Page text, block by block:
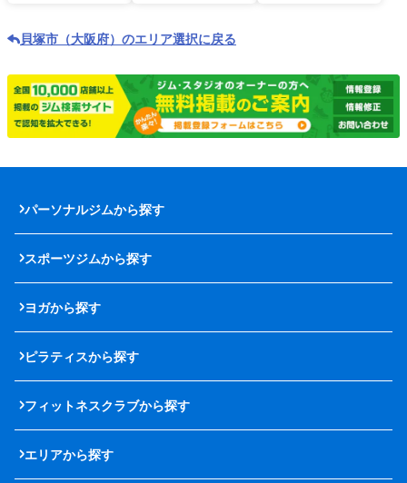
貝塚市（大阪府）のエリア選択に戻る
パーソナルジムから探す
スポーツジムから探す
ヨガから探す
ピラティスから探す
フィットネスクラブから探す
エリアから探す